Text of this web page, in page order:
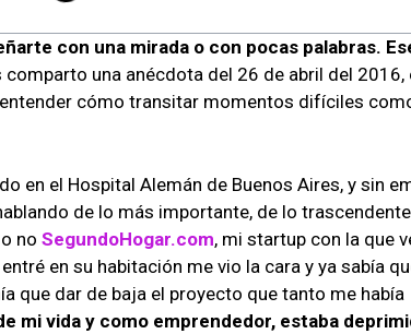
con una mirada o con pocas palabras.
comparto una anécdota del 26 de abril del 2016,
cómo transitar momentos difíciles
en el Hospital Alemán de Buenos Aires, y sin
de lo más importante, de lo
no SegundoHogar.com, mi startup con la que
en su habitación me vio la cara y ya sabía
que dar de baja el proyecto que tanto me había
mi vida y como emprendedor, estaba